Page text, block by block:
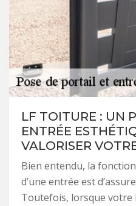
LF TOITURE : UN
ENTRÉE
VALORISER
Bien entendu, la
d’une entrée est
Toutefois, lorsque votre